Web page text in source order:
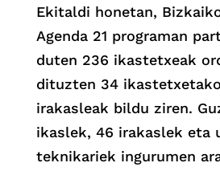
Ekitaldi honetan,
Agenda 21 programan
duten 236 ikastetxeak
dituzten 34
irakasleak bildu ziren.
ikaslek, 46 irakaslek eta
teknikariek ingurumen